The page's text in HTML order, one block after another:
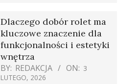
Dlaczego dobór rolet ma
kluczowe znaczenie dla
funkcjonalności i estetyki
wnętrza
BY: REDAKCJA ON: 3
LUTEGO, 2026